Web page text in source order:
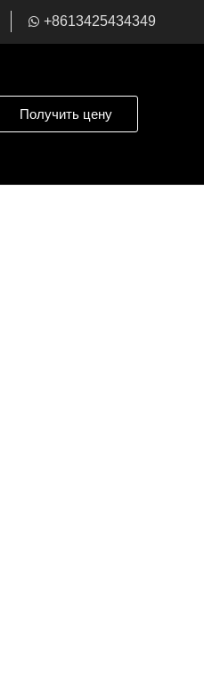
+8613425434349
Получить цену